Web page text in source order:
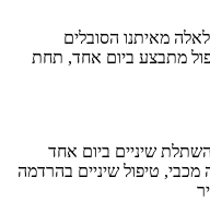
מאיתנו הסובלים
מתבצע ביום אחד, תחת
שיניים ביום אחד
טיפול שיניים בהרדמה